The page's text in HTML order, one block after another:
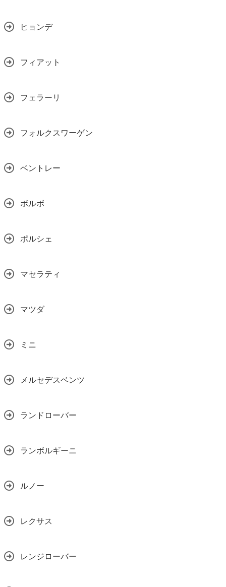
ヒョンデ
フィアット
フェラーリ
フォルクスワーゲン
ベントレー
ボルボ
ポルシェ
マセラティ
マツダ
ミニ
メルセデスベンツ
ランドローバー
ランボルギーニ
ルノー
レクサス
レンジローバー